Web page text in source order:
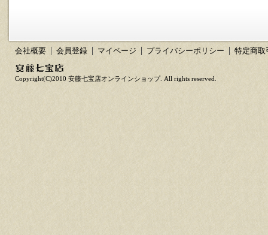
会社概要 会員登録 マイページ プライバシーポリシー 特定商取
Copyright(C)2010 安藤七宝店オンラインショップ. All rights reserved.